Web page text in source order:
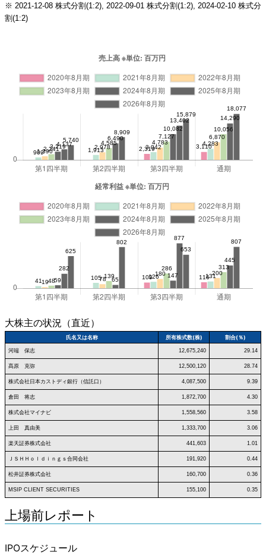
※ 2021-12-08 株式分割(1:2), 2022-09-01 株式分割(1:2), 2024-02-10 株式分
割(1:2)
大株主の状況（直近）
氏名又は名称 所有株式数(株) 割合(％)
河端 保志 12,675,240 29.14
髙原 克弥 12,500,120 28.74
株式会社日本カストディ銀行（信託口） 4,087,500 9.39
倉田 将志 1,872,700 4.30
株式会社マイナビ 1,558,560 3.58
上田 真由美 1,333,700 3.06
楽天証券株式会社 441,603 1.01
ＪＳＨＨｏｌｄｉｎｇｓ合同会社 191,920 0.44
松井証券株式会社 160,700 0.36
MSIP CLIENT SECURITIES 155,100 0.35
上場前レポート
IPOスケジュール